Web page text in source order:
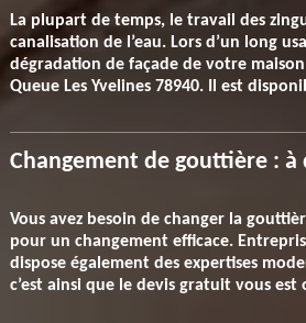
La plupart de temps, le travail des
canalisation de l’eau. Lors d’un long
dégradation de façade de votre
Queue Les Yvelines 78940. Il est
Changement de gouttière : à
Vous avez besoin de changer la
pour un changement efficace.
dispose également des expertises
c’est ainsi que le devis gratuit vous